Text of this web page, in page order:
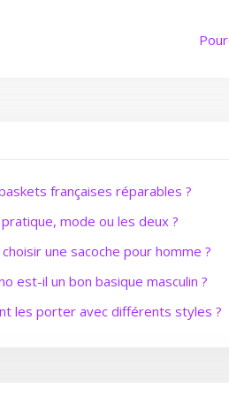
françaises réparables ?
mode ou les deux ?
une sacoche pour homme ?
est-il un bon basique masculin ?
les porter avec différents styles ?